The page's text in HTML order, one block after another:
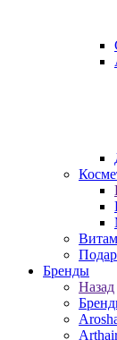
Бренды
Назад